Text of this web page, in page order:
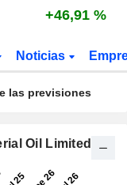
+46,91 %
Noticias
las previsiones
Oil Limited